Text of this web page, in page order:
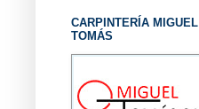
CARPINTERÍA MIGUEL
TOMÁS